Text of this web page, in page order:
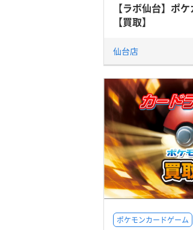
【ラボ仙台】ポ
【買取】
仙台店
ポケモンカードゲーム